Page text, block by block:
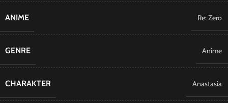
ANIME Re: Zero
GENRE Anime
CHARAKTER Anastasia